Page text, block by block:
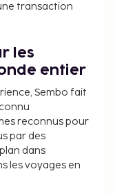
suivants
Plage
que
Salle de bain
balcon, minibar
satellite ainsi
transaction
les
entier
Sembo fait
reconnus pour
par des
dans
les voyages en